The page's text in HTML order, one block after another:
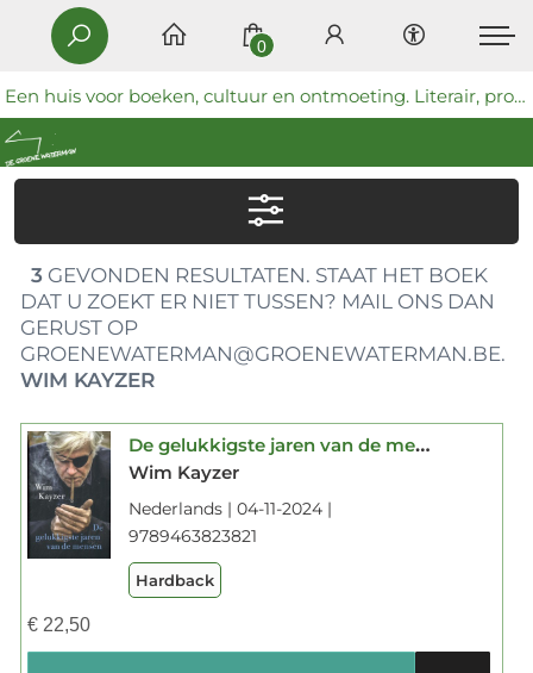
Een huis voor boeken, cultuur en ontmoeting. Literair, progressief en coöperatief.
0
3GEVONDEN RESULTATEN. STAAT HET BOEK
DAT U ZOEKT ER NIET TUSSEN? MAIL ONS DAN
GERUST OP
GROENEWATERMAN@GROENEWATERMAN.BE.
WIM KAYZER
De gelukkigste jaren van de mensen
Wim Kayzer
Nederlands | 04-11-2024 |
9789463823821
Hardback
€22,50